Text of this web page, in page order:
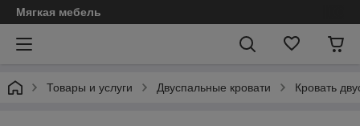
Мягкая мебель
Товары и услуги Двуспальные кровати Кровать